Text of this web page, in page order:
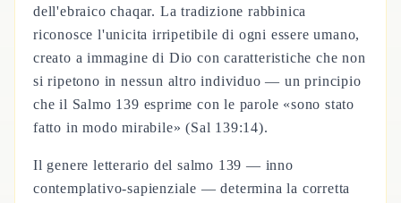
dell'ebraico chaqar. La tradizione rabbinica
riconosce l'unicita irripetibile di ogni essere umano,
creato a immagine di Dio con caratteristiche che non
si ripetono in nessun altro individuo — un principio
che il Salmo 139 esprime con le parole «sono stato
fatto in modo mirabile» (Sal 139:14).
Il genere letterario del salmo 139 — inno
contemplativo-sapienziale — determina la corretta